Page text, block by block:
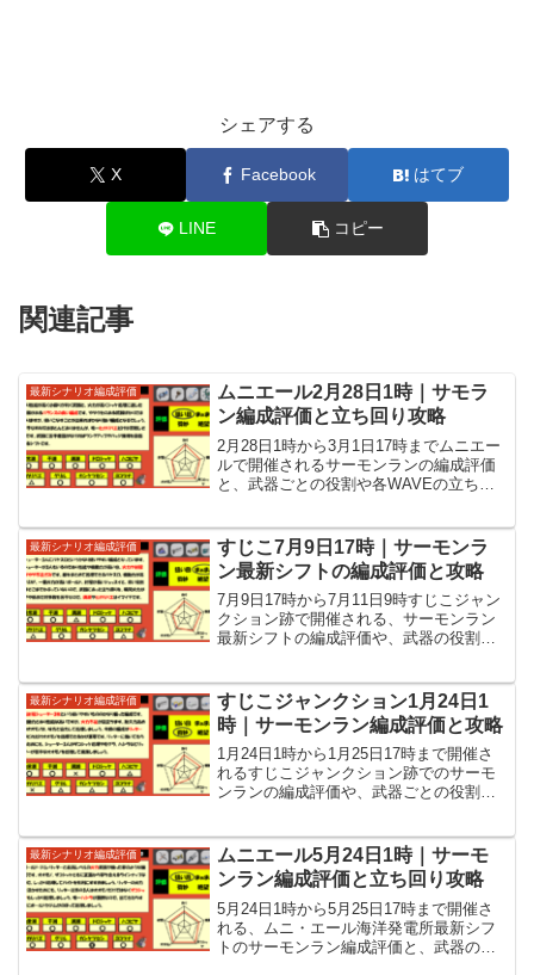
シェアする
X Facebook はてブ
LINE コピー
関連記事
最新シナリオ編成評価
ムニエール2月28日1時｜サモラ
ン編成評価と立ち回り攻略
2月28日1時から3月1日17時までムニエー
ルで開催されるサーモンランの編成評価
と、武器ごとの役割や各WAVEの立ち回
最新シナリオ編成評価
すじこ7月9日17時｜サーモンラ
ン最新シフトの編成評価と攻略
7月9日17時から7月11日9時すじこジャン
クション跡で開催される、サーモンラン
最新シフトの編成評価や、武器の役割に
最新シナリオ編成評価
すじこジャンクション1月24日1
時｜サーモンラン編成評価と攻略
1月24日1時から1月25日17時まで開催さ
れるすじこジャンクション跡でのサーモ
ンランの編成評価や、武器ごとの役割、
ーター、わかばシューター、リッター4K
です。
最新シナリオ編成評価
ムニエール5月24日1時｜サーモ
ンラン編成評価と立ち回り攻略
5月24日1時から5月25日17時まで開催さ
れる、ムニ・エール海洋発電所最新シフ
トのサーモンラン編成評価と、武器の役